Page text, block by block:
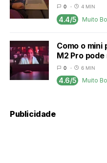
0 4 MIN
4.4/5 Muito
Como o mini
M2 Pro
0 6 MIN
4.6/5 Muito
Publicidade